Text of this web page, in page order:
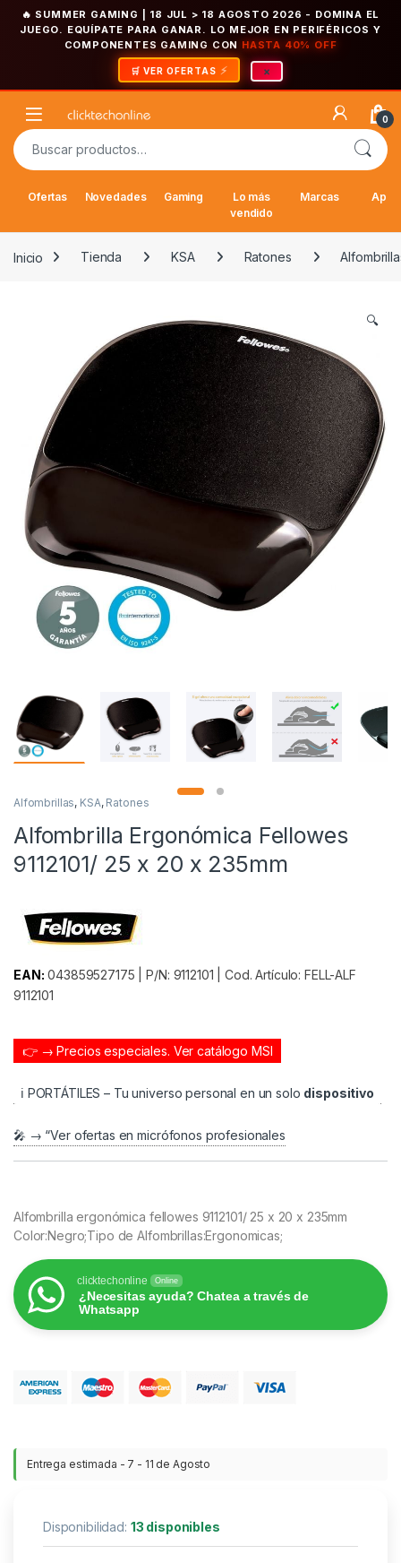
🔥 SUMMER GAMING | 18 JUL > 18 AGOSTO 2026 - DOMINA EL
JUEGO. EQUÍPATE PARA GANAR. LO MEJOR EN PERIFÉRICOS Y
COMPONENTES GAMING CON HASTA 40% OFF
🛒 VER OFERTAS ×
Open 0
Buscar por:
Ofertas Novedades Gaming
Lo más
vendido
Marcas
Inicio Tienda KSA Ratones
🔍
Alfombrillas, KSA, Ratones
Alfombrilla Ergonómica Fellowes
9112101/ 25 x 20 x 235mm
EAN: 043859527175 | P/N: 9112101 | Cod. Artículo: FELL-ALF
9112101
👉 → Precios especiales. Ver catálogo MSI
ℹ️ PORTÁTILES – Tu universo personal en un solo dispositivo
🎤 → “Ver ofertas en micrófonos profesionales
Alfombrilla ergonómica fellowes 9112101/ 25 x 20 x 235mm
Color:Negro;Tipo de Alfombrillas:Ergonomicas;
clicktechonline Online
¿Necesitas ayuda? Chatea a través de
Whatsapp
Entrega estimada - 7 - 11 de Agosto
Disponibilidad: 13 disponibles